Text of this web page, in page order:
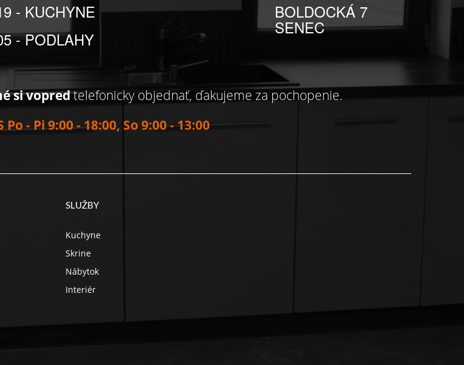
- KUCHYNE
- PODLAHY
BOLDOCKÁ 7
SENEC
si vopredtelefonicky objednať, ďakujeme za pochopenie.
Po - Pi 9:00 - 18:00, So 9:00 - 13:00
SLUŽBY
Kuchyne
Skrine
Nábytok
Interiér